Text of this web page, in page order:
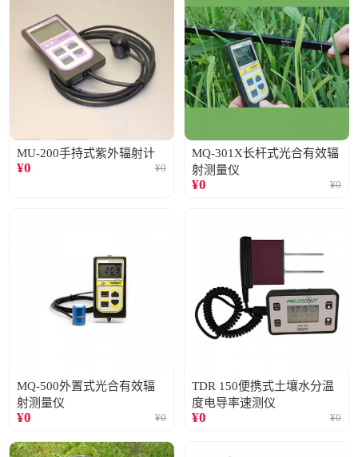
MU-200手持式紫外辐射计
¥0 ¥0
MQ-301X长杆式光合有效辐
射测量仪
¥0 ¥0
MQ-500外置式光合有效辐
射测量仪
¥0 ¥0
TDR 150便携式土壤水分温
度电导率速测仪
¥0 ¥0